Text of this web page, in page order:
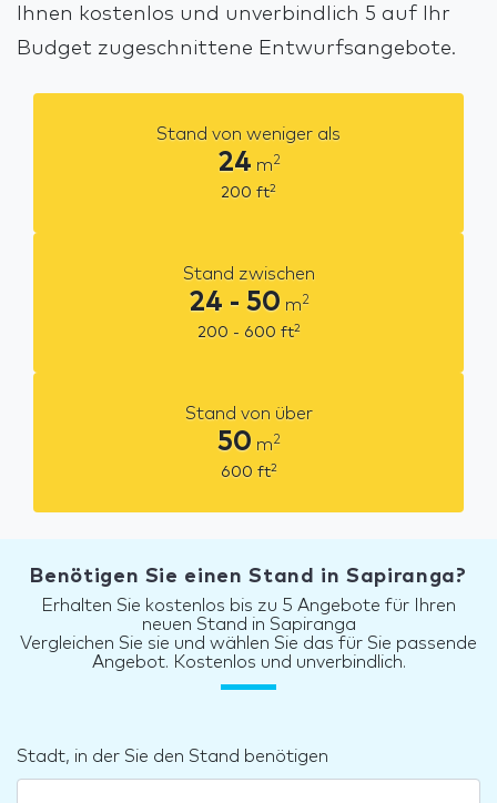
Ihnen kostenlos und unverbindlich 5 auf Ihr
Budget zugeschnittene Entwurfsangebote.
Stand von weniger als
24 m2
200 ft2
Stand zwischen
24 - 50 m2
200 - 600 ft2
Stand von über
50 m2
600 ft2
Benötigen Sie einen Stand in Sapiranga?
Erhalten Sie kostenlos bis zu 5 Angebote für Ihren
neuen Stand in Sapiranga
Vergleichen Sie sie und wählen Sie das für Sie passende
Angebot. Kostenlos und unverbindlich.
Stadt, in der Sie den Stand benötigen